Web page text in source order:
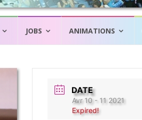
JOBS ANIMATIONS
DATE
Avr 10 - 11 2021
Expired!